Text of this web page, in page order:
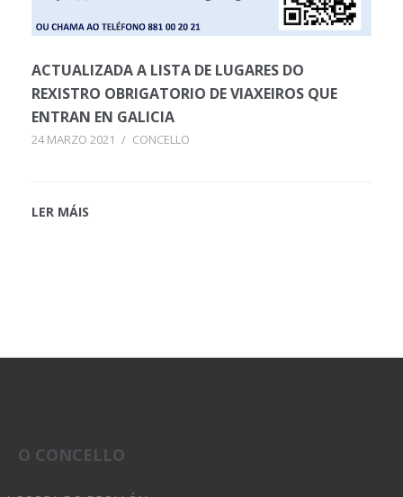
ACTUALIZADA A LISTA DE LUGARES DO
REXISTRO OBRIGATORIO DE VIAXEIROS QUE
ENTRAN EN GALICIA
24 MARZO 2021 / CONCELLO
LER MÁIS
O CONCELLO